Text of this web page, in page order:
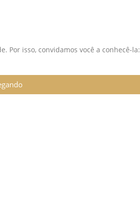
Por isso, convidamos você a conhecê-la: